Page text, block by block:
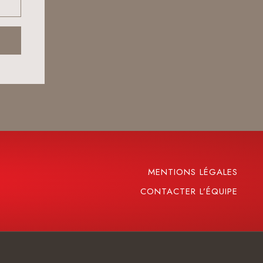
MENTIONS LÉGALES
CONTACTER L’ÉQUIPE